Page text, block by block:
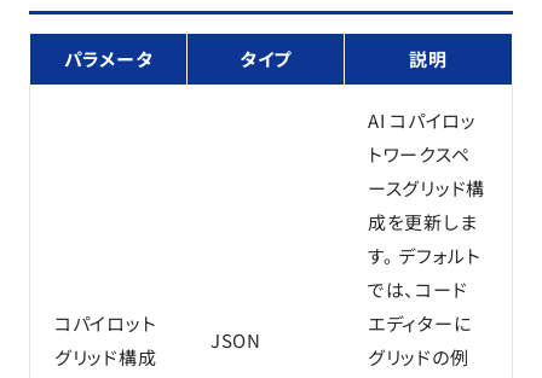
パラメータ タイプ 説明
コパイロット
グリッド構成
JSON
AI コパイロッ
トワークスペ
ースグリッド構
成を更新しま
す。 デフォルト
では、コード
エディターに
グリッドの例